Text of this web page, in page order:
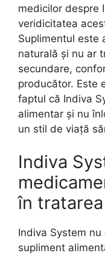
medicilor despre
veridicitatea
Suplimentul este
naturală și nu ar
secundare,
producător. Este
faptul că Indiva
alimentar și nu
un stil de viață
Indiva
în
Indiva System
supliment